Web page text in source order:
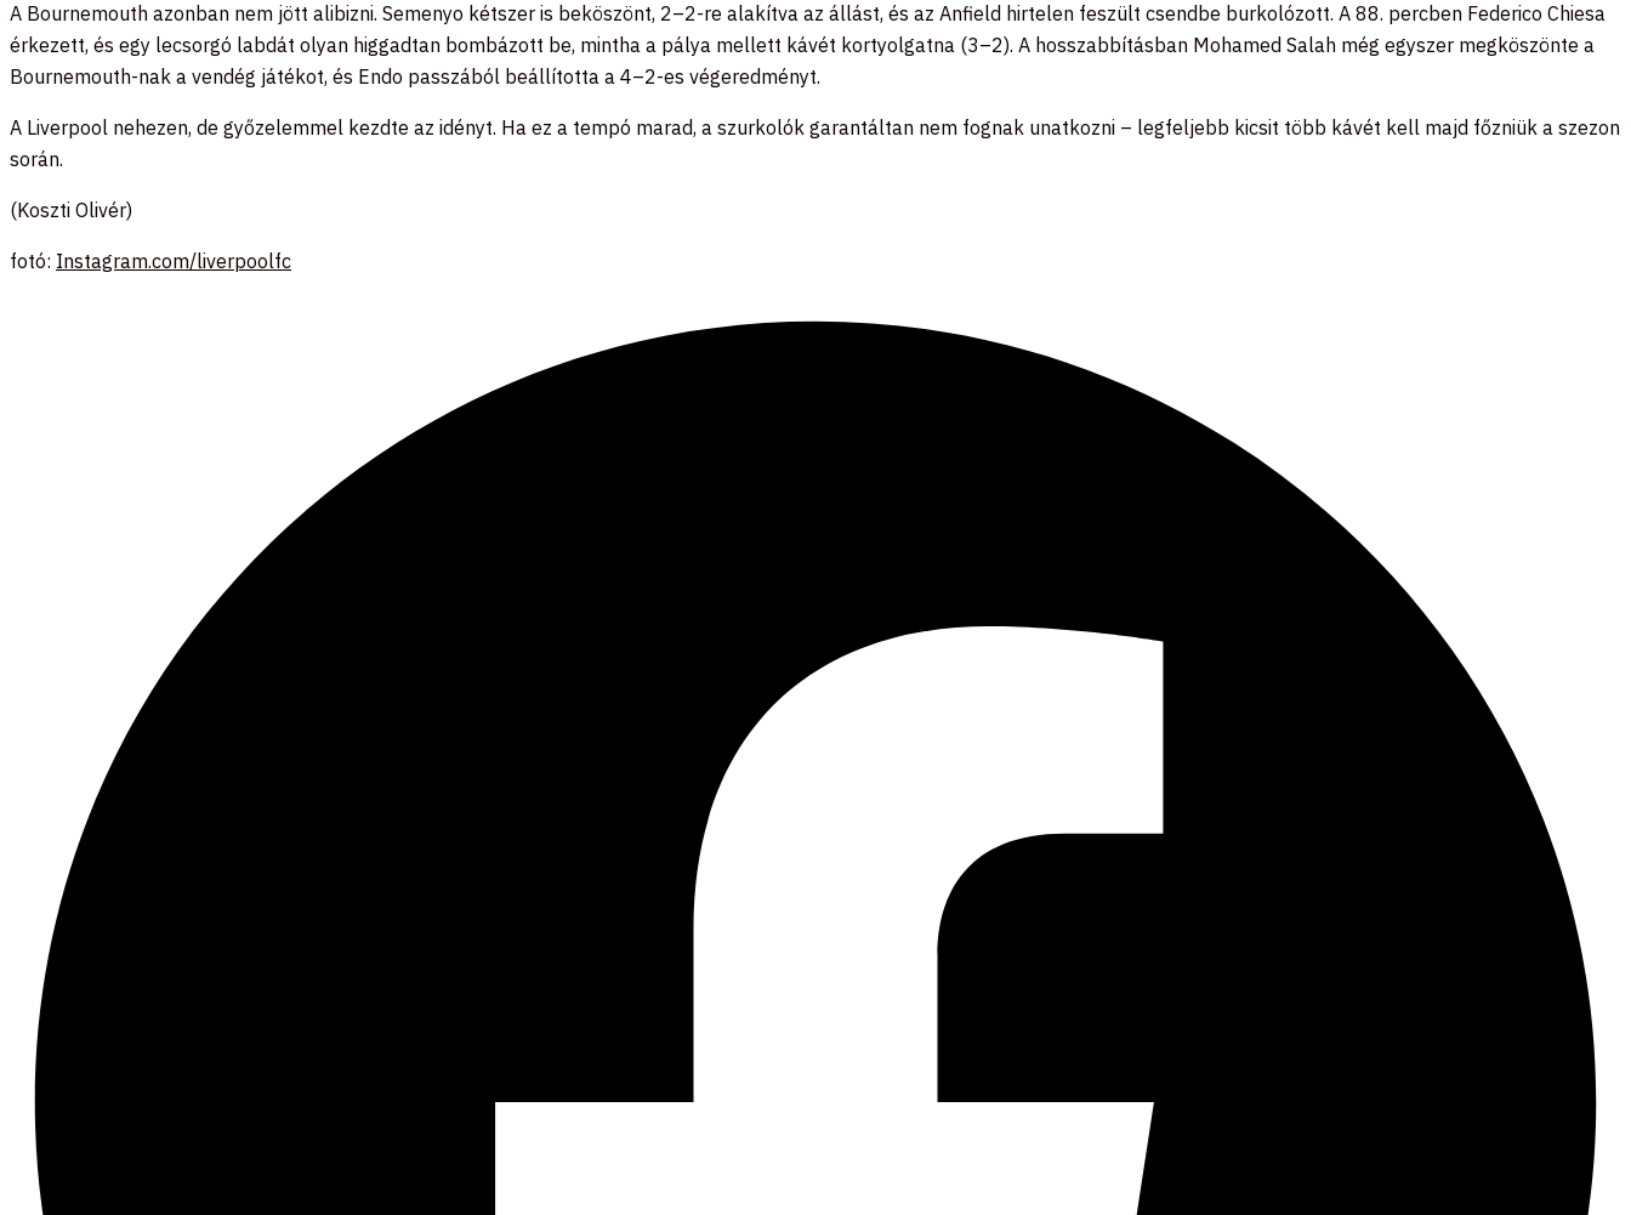
A Bournemouth azonban nem jött alibizni. Semenyo kétszer is beköszönt, 2–2-re alakítva az állást, és az Anfield hirtelen feszült csendbe burkolózott. A 88. percben Federico Chiesa
érkezett, és egy lecsorgó labdát olyan higgadtan bombázott be, mintha a pálya mellett kávét kortyolgatna (3–2). A hosszabbításban Mohamed Salah még egyszer megköszönte a
Bournemouth-nak a vendég játékot, és Endo passzából beállította a 4–2-es végeredményt.
A Liverpool nehezen, de győzelemmel kezdte az idényt. Ha ez a tempó marad, a szurkolók garantáltan nem fognak unatkozni – legfeljebb kicsit több kávét kell majd főzniük a szezon
során.
(Koszti Olivér)
fotó: Instagram.com/liverpoolfc